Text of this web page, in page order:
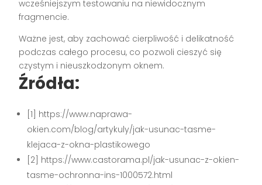
wcześniejszym testowaniu na niewidocznym
fragmencie.
Ważne jest, aby zachować cierpliwość i delikatność
podczas całego procesu, co pozwoli cieszyć się
czystym i nieuszkodzonym oknem.
Źródła:
[1] https://www.naprawa-
okien.com/blog/artykuly/jak-usunac-tasme-
klejaca-z-okna-plastikowego
[2] https://www.castorama.pl/jak-usunac-z-okien-
tasme-ochronna-ins-1000572.html